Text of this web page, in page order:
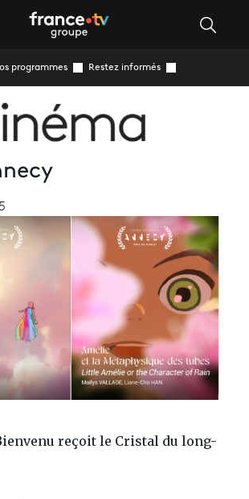
programmes Restez informés
reçoit le Cristal du long-